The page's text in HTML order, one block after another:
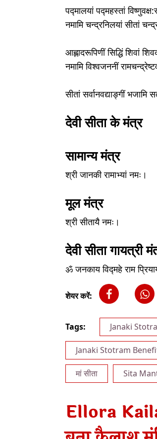
पद्मालयां पद्महस्तां
नमामि चन्द्रनिलयां सीतां
आह्लादरूपिणीं सिद्धिं शिवां
नमामि विश्वजननीं
सीतां सर्वानवद्याङ्गीं
देवी सीता के मंत्र
सामान्य मंत्र
श्री जानकी रामाभ्यां नमः।
मूल मंत्र
श्री सीतायै नमः।
देवी सीता गायत्री
ॐ जनकाय विद्महे राम
शेयर करें:
Tags: Janaki
Janaki Stotram
मां सीता Sita
Ellora